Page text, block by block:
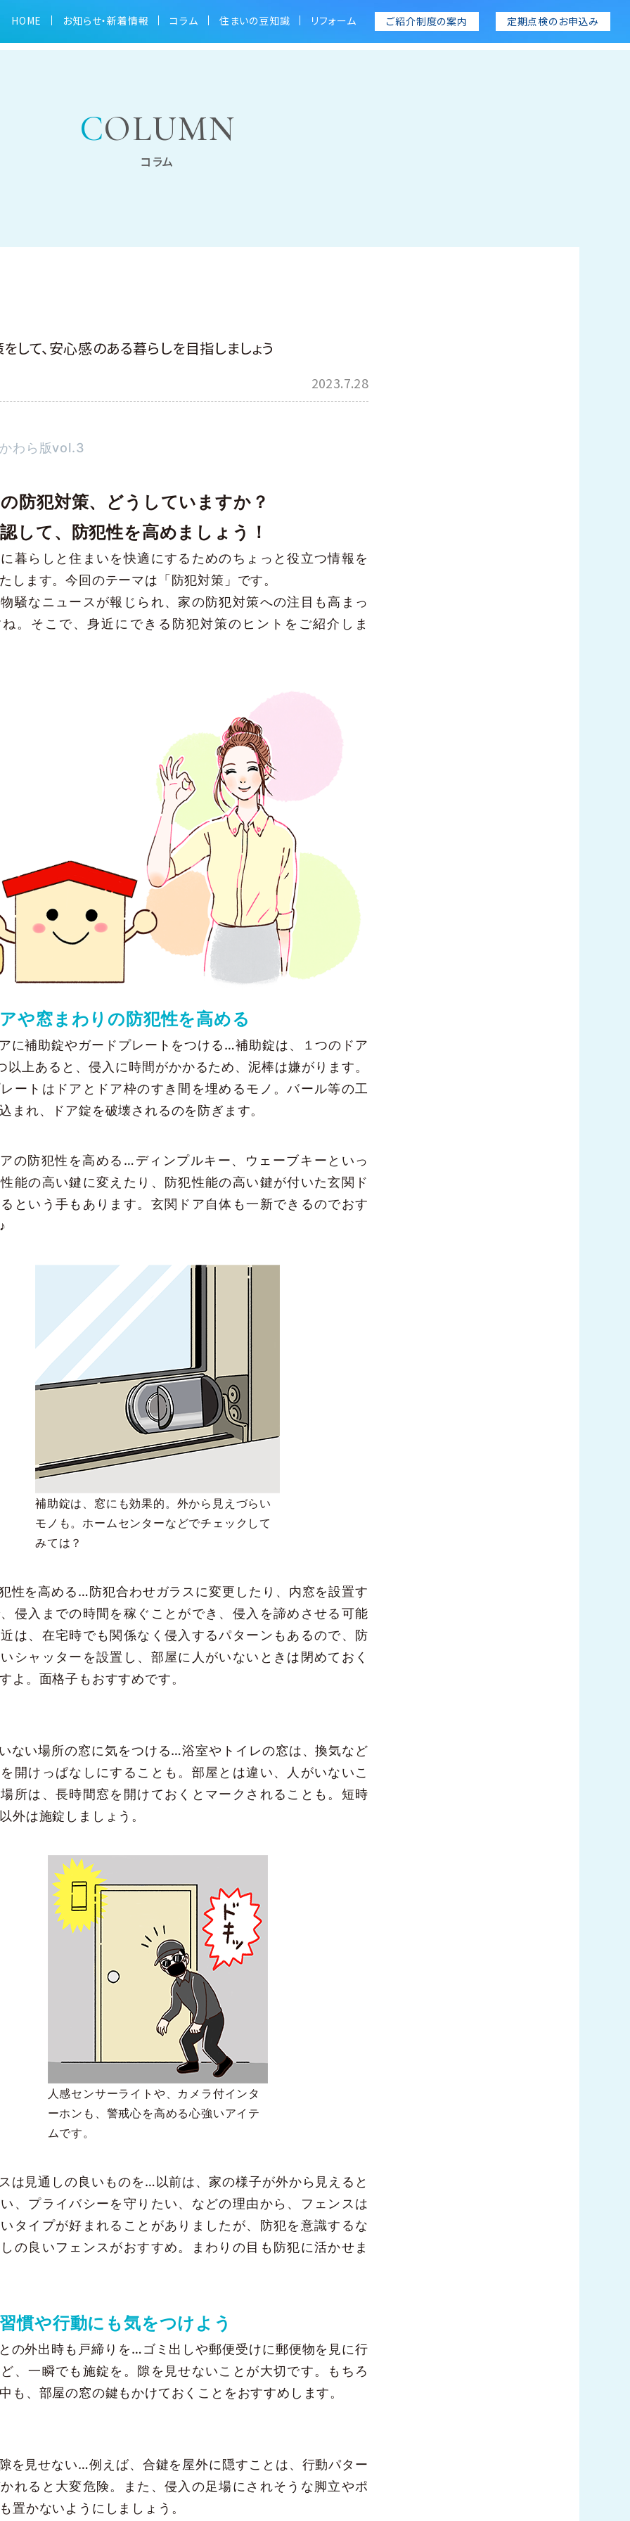
HOME お知らせ・新着情報 コラム 住まいの豆知識 リフォーム ご紹介制度の案内 定期点検のお申込み
COLUMN
コラム
2023.7.28
して、安心感のある暮らしを目指しましょう
わら版vol.3
防犯対策、どうしていますか？
して、防犯性を高めましょう！
暮らしと住まいを快適にするためのちょっと役立つ情報を
します。今回のテーマは「防犯対策」です。
騒なニュースが報じられ、家の防犯対策への注目も高まっ
。そこで、身近にできる防犯対策のヒントをご紹介しま
や窓まわりの防犯性を高める
に補助錠やガードプレートをつける…補助錠は、１つのドア
以上あると、侵入に時間がかかるため、泥棒は嫌がります。
ートはドアとドア枠のすき間を埋めるモノ。バール等の工
まれ、ドア錠を破壊されるのを防ぎます。
の防犯性を高める…ディンプルキー、ウェーブキーといっ
能の高い鍵に変えたり、防犯性能の高い鍵が付いた玄関ド
という手もあります。玄関ドア自体も一新できるのでおす
補助錠は、窓にも効果的。外から見えづらい
モノも。ホームセンターなどでチェックして
みては？
性を高める…防犯合わせガラスに変更したり、内窓を設置す
侵入までの時間を稼ぐことができ、侵入を諦めさせる可能
は、在宅時でも関係なく侵入するパターンもあるので、防
シャッターを設置し、部屋に人がいないときは閉めておく
よ。面格子もおすすめです。
ない場所の窓に気をつける…浴室やトイレの窓は、換気など
開けっぱなしにすることも。部屋とは違い、人がいないこ
所は、長時間窓を開けておくとマークされることも。短時
外は施錠しましょう。
人感センサーライトや、カメラ付インタ
ーホンも、警戒心を高める心強いアイテ
ムです。
は見通しの良いものを…以前は、家の様子が外から見えると
、プライバシーを守りたい、などの理由から、フェンスは
タイプが好まれることがありましたが、防犯を意識するな
の良いフェンスがおすすめ。まわりの目も防犯に活かせま
慣や行動にも気をつけよう
の外出時も戸締りを…ゴミ出しや郵便受けに郵便物を見に行
、一瞬でも施錠を。隙を見せないことが大切です。もちろ
も、部屋の窓の鍵もかけておくことをおすすめします。
を見せない…例えば、合鍵を屋外に隠すことは、行動パター
れると大変危険。また、侵入の足場にされそうな脚立やポ
置かないようにしましょう。